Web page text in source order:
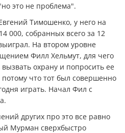
это не проблема".
Тимошенко, у него на
000, собранных всего за 12
На втором уровне
Филл Хельмут, для чего
охрану и попросить ее
что тот был совершенно
играть. Начал Фил с
других про это все равно
Мурман сверхбыстро